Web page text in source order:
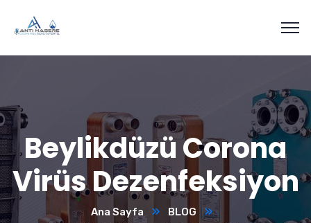
Beylikdüzü Corona
Virüs Dezenfeksiyon
Ana Sayfa
BLOG